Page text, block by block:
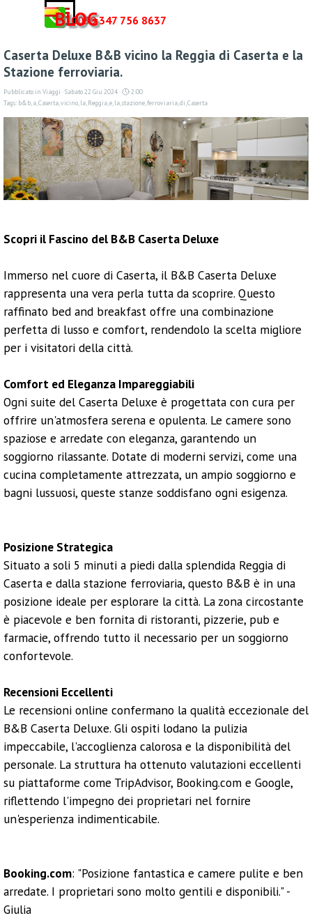
Vai ai contenutiSalta menù
0039 347 756 8637
BLOG
Caserta Deluxe B&B vicino la Reggia di Caserta e la
Stazione ferroviaria.
Pubblicato in Viaggi · Sabato 22 Giu 2024 ·
2:00
Tags: b&b,a,Caserta,vicino,la,Reggia,e,la,stazione,ferroviaria,di,Caserta
Scopri il Fascino del B&B Caserta Deluxe
Immerso nel cuore di Caserta, il B&B Caserta Deluxe
rappresenta una vera perla tutta da scoprire. Questo
raffinato bed and breakfast offre una combinazione
perfetta di lusso e comfort, rendendolo la scelta migliore
per i visitatori della città.
Comfort ed Eleganza Impareggiabili
Ogni suite del Caserta Deluxe è progettata con cura per
offrire un'atmosfera serena e opulenta. Le camere sono
spaziose e arredate con eleganza, garantendo un
soggiorno rilassante. Dotate di moderni servizi, come una
cucina completamente attrezzata, un ampio soggiorno e
bagni lussuosi, queste stanze soddisfano ogni esigenza.
Posizione Strategica
Situato a soli 5 minuti a piedi dalla splendida Reggia di
Caserta e dalla stazione ferroviaria, questo B&B è in una
posizione ideale per esplorare la città. La zona circostante
è piacevole e ben fornita di ristoranti, pizzerie, pub e
farmacie, offrendo tutto il necessario per un soggiorno
confortevole.
Recensioni Eccellenti
Le recensioni online confermano la qualità eccezionale del
B&B Caserta Deluxe. Gli ospiti lodano la pulizia
impeccabile, l'accoglienza calorosa e la disponibilità del
personale. La struttura ha ottenuto valutazioni eccellenti
su piattaforme come TripAdvisor, Booking.com e Google,
riflettendo l'impegno dei proprietari nel fornire
un'esperienza indimenticabile.
Booking.com: "Posizione fantastica e camere pulite e ben
arredate. I proprietari sono molto gentili e disponibili." -
Giulia